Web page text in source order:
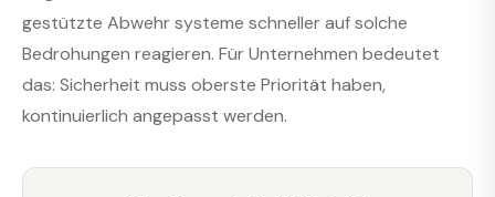
gestützte Abwehr systeme schneller auf solche
Bedrohungen reagieren. Für Unternehmen bedeutet
das: Sicherheit muss oberste Priorität haben,
kontinuierlich angepasst werden.